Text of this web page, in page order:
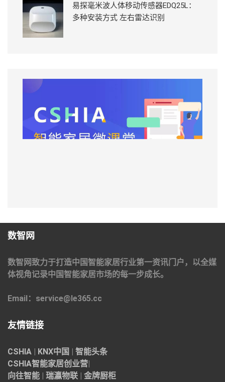
易探毫米波人体移动传感器EDQ25L：
多种安装方式 左右雷达识别
数智网
数智网致力于打造中国智能家居行业第一资讯门户，以全媒
体视角记录中国智能家居市场的每一步成长。
Email：service@le365.cc
友情链接
CSHIA | KNX中国 | 智能头条
CSHIA智能家居创业营|
向往智能 | 瑞瀛物联 | 金牌厨柜